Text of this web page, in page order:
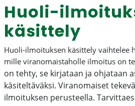
Huoli-
käsittely
Huoli-ilmoituksen käsittely vaihtelee
mille viranomaistaholle ilmoitus on
on tehty, se kirjataan ja ohjataan
käsiteltäväksi. Viranomaiset
ilmoituksen perusteella.